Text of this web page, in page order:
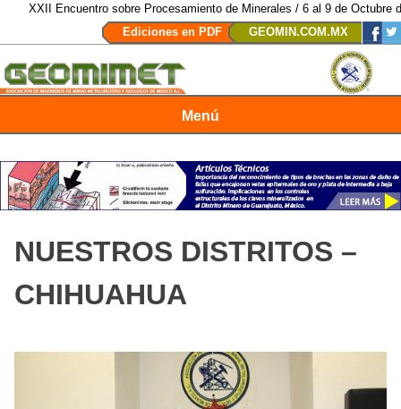
XXII Encuentro sobre Procesamiento de Minerales / 6 al 9 de Octubre
Ediciones en PDF
GEOMIN.COM.MX
Menú
NUESTROS DISTRITOS –
CHIHUAHUA